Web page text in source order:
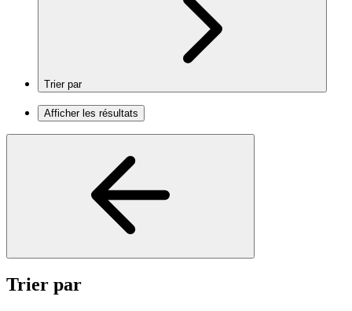
Trier par
Afficher les résultats
Trier par